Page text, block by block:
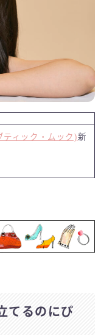
ィック・ムック)新
てるのにぴ